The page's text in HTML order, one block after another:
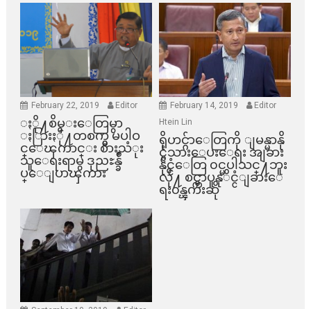
February 22, 2019 Editor
ႏို႔စိမ္းေတြမွာ
ႏြားႏို႔တစက္မွ မပါဝ
င္ေၾကာင္း စားသံုး
သူေရးရာမွ ဒုညႊန္ခ်ဳ
ပ္ေျပာၾကား
February 14, 2019
Editor
Htein Lin
ရိုဟင္ဂ်ာေတြကို ျမန္မာနို
င္ငံသားေပးေရး အျခား
နိုင္ငံေတြ ၀င္မပါသင္႔ဘူး
လို႔ စင္ကာပူနုိင္ငံျခားေ
ရး၀န္ၾကီးဆို